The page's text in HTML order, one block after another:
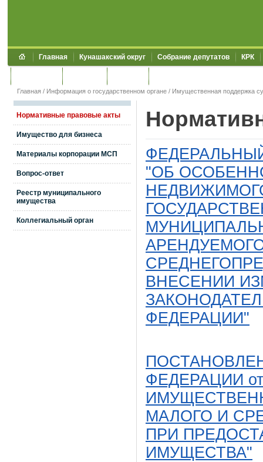
Главная Кунашакский округ Собрание депутатов КРК
Главная / Информация о государственном органе / Имущественная поддержка
Нормативные правовые акты
Имущество для бизнеса
Материалы корпорации МСП
Вопрос-ответ
Реестр муниципального
имущества
Коллегиальный орган
"ОБ
ВНЕСЕНИИ
ФЕДЕРАЦИИ"
ФЕДЕРАЦИИ от
МАЛОГО И
ПРИ
ИМУЩЕСТВА"